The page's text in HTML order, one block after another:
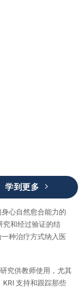
学到更多
心自然愈合能力的
究和经过验证的结
种治疗方式纳入医
究供教师使用，尤其
支持和跟踪那些